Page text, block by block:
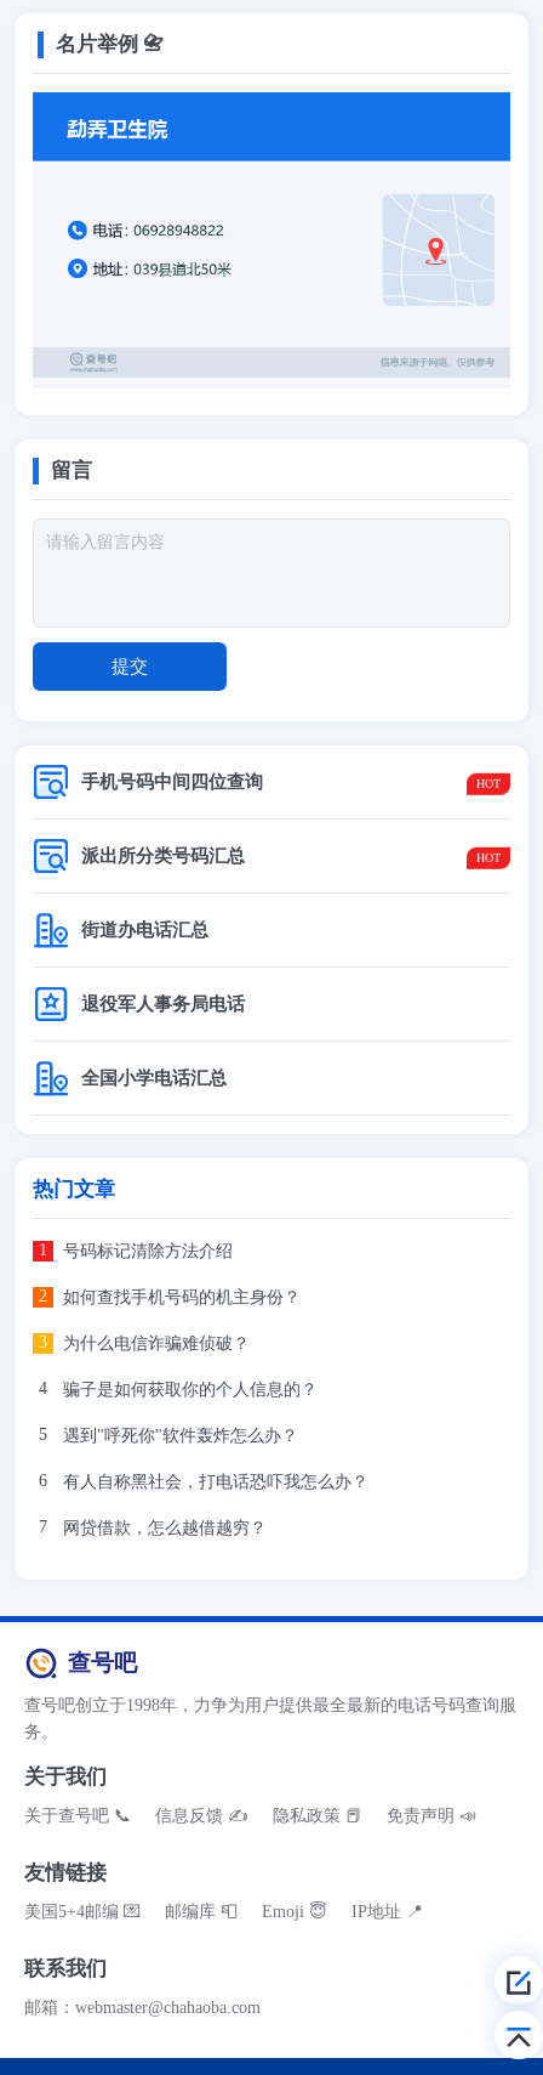
名片举例 📇
留言
手机号码中间四位查询
派出所分类号码汇总
街道办电话汇总
退役军人事务局电话
全国小学电话汇总
热门文章
号码标记清除方法介绍
如何查找手机号码的机主身份？
为什么电信诈骗难侦破？
骗子是如何获取你的个人信息的？
遇到"呼死你"软件轰炸怎么办？
有人自称黑社会，打电话恐吓我怎么办？
网贷借款，怎么越借越穷？
查号吧
查号吧创立于1998年，力争为用户提供最全最新的电话号码查询服
务。
关于我们
关于查号吧 📞 信息反馈 ✍ 隐私政策 📕 免责声明 📣
友情链接
美国5+4邮编 💌 邮编库 📮 Emoji 😇 IP地址 📍
联系我们
邮箱：webmaster@chahaoba.com